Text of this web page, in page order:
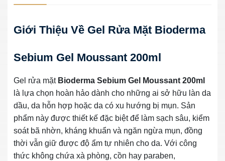
Giới Thiệu Về Gel Rửa Mặt Bioderma
Sebium Gel Moussant 200ml
Gel rửa mặt Bioderma Sebium Gel Moussant 200ml
là lựa chọn hoàn hảo dành cho những ai sở hữu làn da
dầu, da hỗn hợp hoặc da có xu hướng bị mụn. Sản
phẩm này được thiết kế đặc biệt để làm sạch sâu, kiểm
soát bã nhờn, kháng khuẩn và ngăn ngừa mụn, đồng
thời vẫn giữ được độ ẩm tự nhiên cho da. Với công
thức không chứa xà phòng, cồn hay paraben,